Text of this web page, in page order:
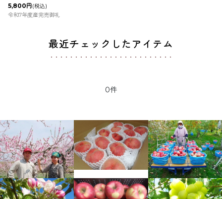
5,800円(税込)
令和7年度産完売御礼
最近チェックしたアイテム
0件